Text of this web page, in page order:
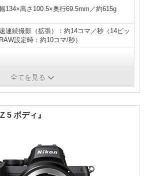
134×高さ100.5×奥行69.5mm／約615g
連続撮影（拡張）：約14コマ／秒（14ビッ
設定時：約10コマ/秒）
～51200
全てを見る
5 ボディ』